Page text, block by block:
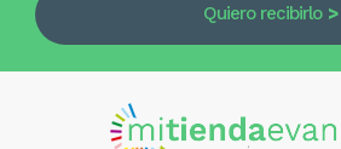
Quiero recibirlo